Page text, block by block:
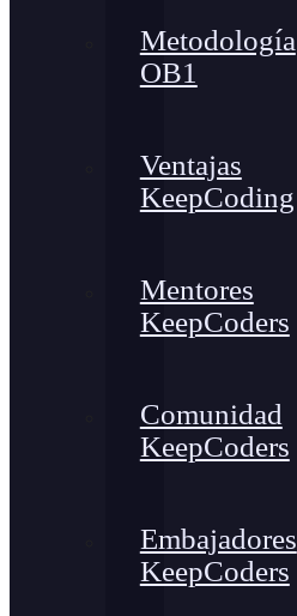
Metodología
OB1
Ventajas
KeepCoding
Mentores
KeepCoders
Comunidad
KeepCoders
Embajadores
KeepCoders